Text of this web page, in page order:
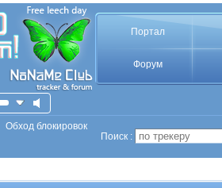
Портал
Форум
Обход блокировок
Поиск :